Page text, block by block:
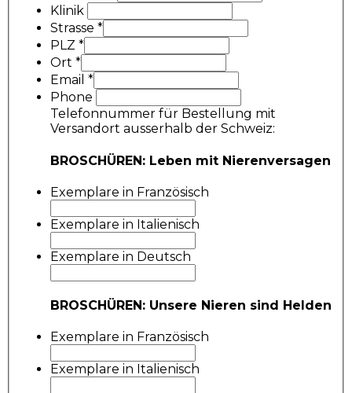
Klinik
Strasse *
PLZ *
Ort *
Email *
Phone
Telefonnummer für Bestellung mit
Versandort ausserhalb der Schweiz:
BROSCHÜREN: Leben mit Nierenversagen
Exemplare in Französisch
Exemplare in Italienisch
Exemplare in Deutsch
BROSCHÜREN: Unsere Nieren sind Helden
Exemplare in Französisch
Exemplare in Italienisch